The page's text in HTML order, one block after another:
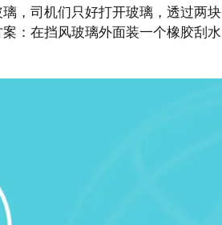
，司机们只好打开玻璃，透过两块
：在挡风玻璃外面装一个橡胶刮水